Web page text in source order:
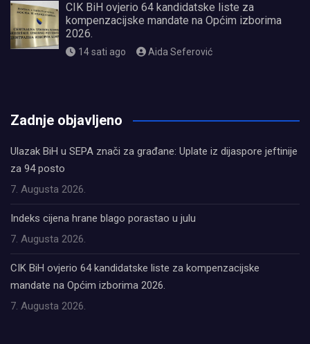
CIK BiH ovjerio 64 kandidatske liste za
kompenzacijske mandate na Općim izborima
2026.
14 sati ago Aida Seferović
Zadnje objavljeno
Ulazak BiH u SEPA znači za građane: Uplate iz dijaspore jeftinije
za 94 posto
7. Augusta 2026.
Indeks cijena hrane blago porastao u julu
7. Augusta 2026.
CIK BiH ovjerio 64 kandidatske liste za kompenzacijske
mandate na Općim izborima 2026.
7. Augusta 2026.